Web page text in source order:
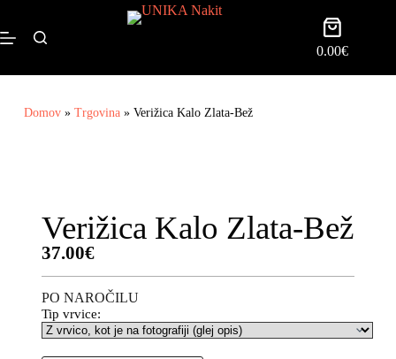
0.00€
Domov» Trgovina» Verižica Kalo Zlata-Bež
Verižica Kalo Zlata-Bež
37.00€
PO NAROČILU
Tip vrvice: